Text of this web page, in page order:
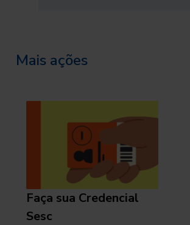
Mais ações
Faça sua Credencial
Sesc